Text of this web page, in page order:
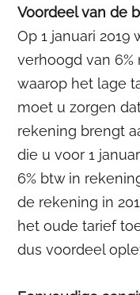
Voordeel van de
Op 1 januari
verhoogd van 6%
waarop het lage
moet u zorgen
rekening brengt
die u voor 1
6% btw in
de rekening in
het oude tarief
dus voordeel